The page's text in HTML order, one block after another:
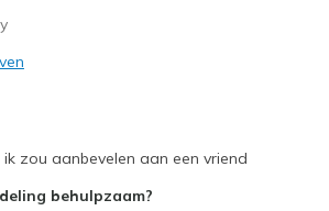
ik zou aanbevelen aan een vriend
behulpzaam?